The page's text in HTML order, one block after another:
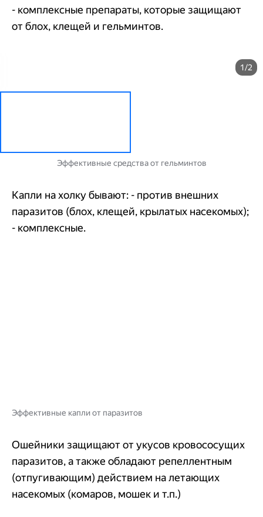
- комплексные препараты, которые защищают
от блох, клещей и гельминтов.
1/2
Эффективные средства от гельминтов
Капли на холку бывают: - против внешних
паразитов (блох, клещей, крылатых насекомых);
- комплексные.
Эффективные капли от паразитов
Ошейники защищают от укусов кровососущих
паразитов, а также обладают репеллентным
(отпугивающим) действием на летающих
насекомых (комаров, мошек и т.п.)